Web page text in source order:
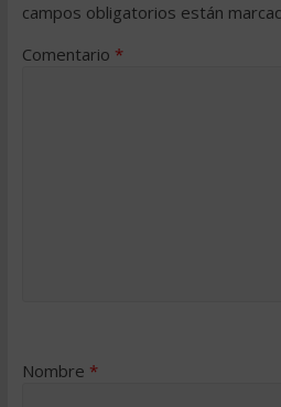
campos obligatorios están
Comentario *
Nombre *